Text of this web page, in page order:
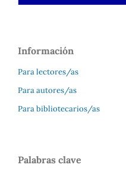
Información
Para lectores/as
Para autores/as
Para bibliotecarios/as
Palabras clave